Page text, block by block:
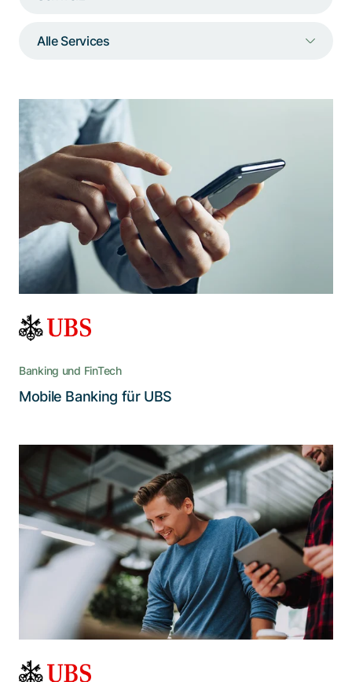
Alle Services
Der Massstab im mobilen E-Banking
Sicherer mobiler Zugriff auf vielfältigste
Finanzdienstleistungen: UBS Mobile Banking ist
und bleibt die führende E-Banking-App der
Banking und FinTech
Mobile Banking für UBS
Mit technischen und visuellen
Verbesserungen ist die bewährte
FiRA für die Zukunft gerüstet
Durch ein cloud-fähiges Backend und eine
zeitgemässe Benutzeroberfläche wurden
Leistung und Erscheinungsbild der App deutlich
verbessert